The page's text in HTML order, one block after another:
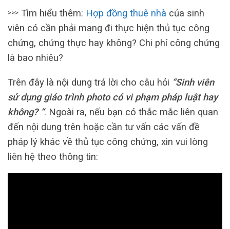
>>> Tìm hiểu thêm: Hợp đồng thuê nhà của sinh
viên có cần phải mang đi thực hiện thủ tục công
chứng, chứng thực hay không? Chi phí công chứng
là bao nhiêu?
Trên đây là nội dung trả lời cho câu hỏi “Sinh viên
sử dụng giáo trình photo có vi phạm pháp luật hay
không? “. Ngoài ra, nếu bạn có thắc mắc liên quan
đến nội dung trên hoặc cần tư vấn các vấn đề
pháp lý khác về thủ tục công chứng, xin vui lòng
liên hệ theo thông tin: